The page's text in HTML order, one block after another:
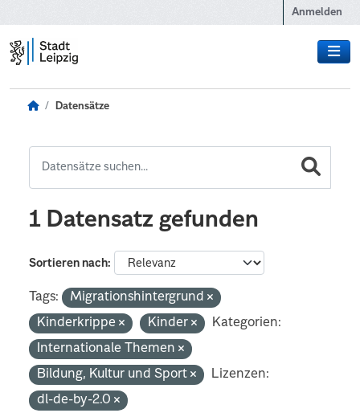
Anmelden
Datensätze
1 Datensatz gefunden
Sortieren nach
Tags:
Migrationshintergrund
Kinderkrippe
Kinder
Kategorien:
Internationale Themen
Bildung, Kultur und Sport
Lizenzen:
dl-de-by-2.0